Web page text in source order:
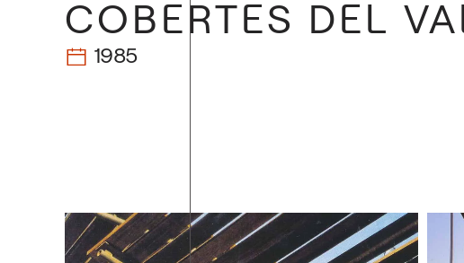
COBERTES DEL
1985